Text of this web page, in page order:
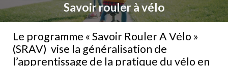
Savoir rouler à vélo
Le programme « Savoir Rouler A Vélo »
(SRAV) vise la généralisation de
l’apprentissage de la pratique du vélo en